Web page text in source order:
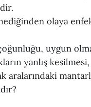
olaya
uygun
yanlış
aralarındaki